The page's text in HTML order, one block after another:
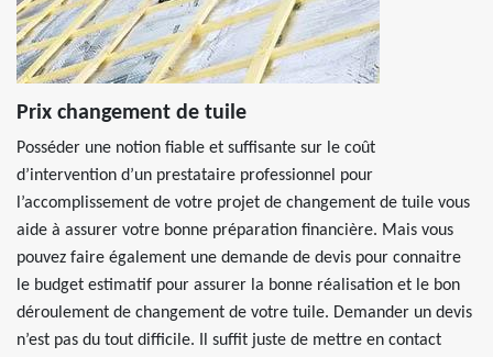
Prix changement de tuile
Posséder une notion fiable et suffisante sur le coût
d’intervention d’un prestataire professionnel pour
l’accomplissement de votre projet de changement de tuile vous
aide à assurer votre bonne préparation financière. Mais vous
pouvez faire également une demande de devis pour connaitre
le budget estimatif pour assurer la bonne réalisation et le bon
déroulement de changement de votre tuile. Demander un devis
n’est pas du tout difficile. Il suffit juste de mettre en contact